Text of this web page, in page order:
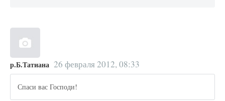
р.Б.Татиана 26 февраля 2012, 08:33
Спаси вас Господи!